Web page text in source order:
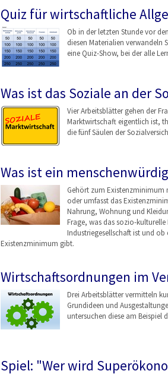
Quiz für wirtschaftliche
Ob in der letzten Stunde vor
diesen Materialien verwandeln
eine Quiz-Show, bei der alle
Was ist das Soziale an der
Vier Arbeitsblätter gehen der
Marktwirtschaft eigentlich ist,
die fünf Säulen der
Was ist ein
Gehört zum Existenzminimum
oder umfasst das
Nahrung, Wohnung und
Frage, was das sozio-
Industriegesellschaft ist und ob
Existenzminimum gibt.
Wirtschaftsordnungen im
Drei Arbeitsblätter vermitteln
Grundideen und
untersuchen diese am Beispiel
Spiel: "Wer wird